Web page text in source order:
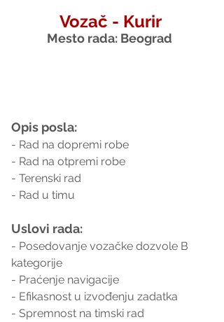
Vozač - Kurir
Mesto rada: Beograd
Opis posla:
- Rad na dopremi robe
- Rad na otpremi robe
- Terenski rad
- Rad u timu
Uslovi rada:
- Posedovanje vozačke dozvole B
kategorije
- Praćenje navigacije
- Efikasnost u izvođenju zadatka
- Spremnost na timski rad